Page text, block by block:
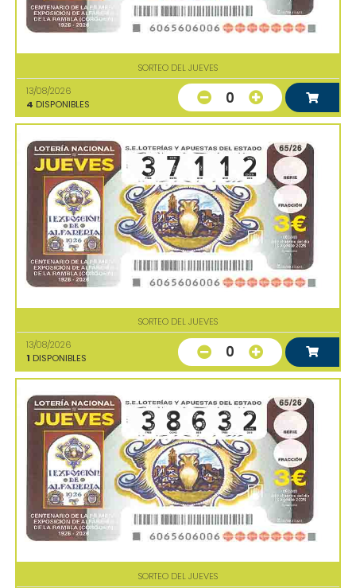
SORTEO DEL JUEVES
13/08/2026
4 DISPONIBLES 0
SORTEO DEL JUEVES
13/08/2026
1 DISPONIBLES 0
SORTEO DEL JUEVES